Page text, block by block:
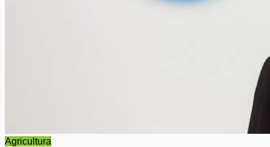
Agricultura